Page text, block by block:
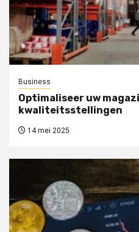
Business
Optimaliseer uw
kwaliteitsstellingen
14 mei 2025